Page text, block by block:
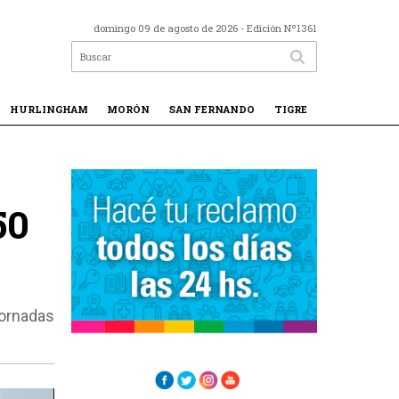
domingo 09 de agosto de 2026 - Edición Nº1361
HURLINGHAM MORÓN SAN FERNANDO TIGRE